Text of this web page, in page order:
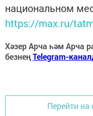
национальном
https://max.ru/
Хәзер Арча һәм Арча
безнеңTelegram-
Перейти на